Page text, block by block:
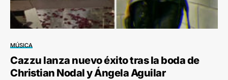
MÚSICA
Cazzu lanza nuevo éxito tras la boda de
Christian Nodal y Ángela Aguilar